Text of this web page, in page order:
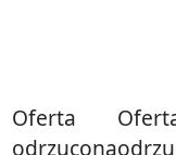
Oferta
odrzucona